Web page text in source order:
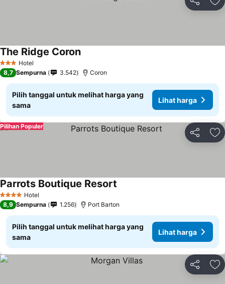
Bagikan
3 BintangHotel
The Ridge CoronLihat harga
8,7 Sempurna 3.542 Coron
Pilih tanggal untuk melihat harga yang
sama
Lihat harga
Bagikan
Pilihan Populer
4 BintangHotel
Parrots Boutique Resort
8,9 Sempurna 1.256 Port Barton
Pilih tanggal untuk melihat harga yang
sama
Lihat harga
Bagikan